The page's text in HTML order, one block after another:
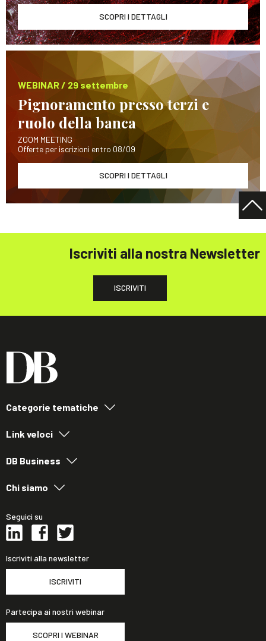
SCOPRI I DETTAGLI
WEBINAR / 29 settembre
Pignoramento presso terzi e
ruolo della banca
ZOOM MEETING
Offerte per iscrizioni entro 08/09
SCOPRI I DETTAGLI
Iscriviti alla nostra Newsletter
ISCRIVITI
Categorie tematiche
Link veloci
DB Business
Chi siamo
Seguici su
Iscriviti alla newsletter
ISCRIVITI
Partecipa ai nostri webinar
SCOPRI I WEBINAR